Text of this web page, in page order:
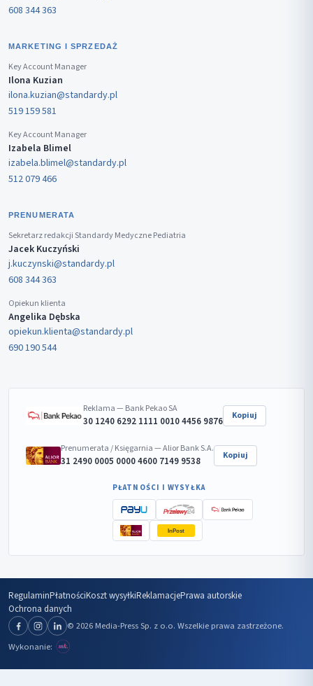
608 344 363
MARKETING I SPRZEDAŻ
Key Account Manager
Ilona Kuzian
ilona.kuzian@standardy.pl
519 159 581
Key Account Manager
Izabela Blimel
izabela.blimel@standardy.pl
512 079 466
PRENUMERATA
Sekretarz redakcji Standardy Medyczne Pediatria
Jacek Kuczyński
j.kuczynski@standardy.pl
608 344 363
Opiekun klienta
Angelika Dębska
opiekun.klienta@standardy.pl
690 190 544
Reklama — Bank Pekao SA
30 1240 6292 1111 0010 4456 9876 Kopiuj
Prenumerata / Księgarnia — Alior Bank S.A.
31 2490 0005 0000 4600 7149 9538 Kopiuj
PŁATNOŚCI I WYSYŁKA
InPost
RegulaminPłatnościKoszt wysyłkiReklamacjePrawa autorskie
Ochrona danych
© 2026 Media-Press Sp. z o.o. Wszelkie prawa zastrzeżone.
Wykonanie: